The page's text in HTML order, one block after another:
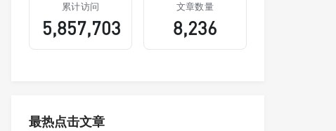
累计访问
5,857,703
文章数量
8,236
最热点击文章